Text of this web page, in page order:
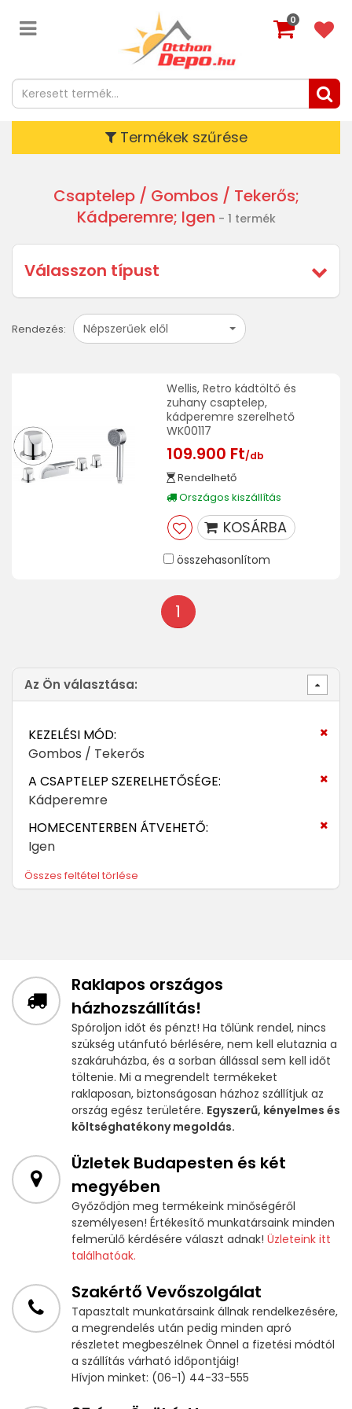
0
Termékek szűrése
Csaptelep/ Gombos / Tekerős;
Kádperemre; Igen - 1 termék
Válasszon típust
Rendezés: Népszerűek elől
Wellis, Retro kádtöltő és
zuhany csaptelep,
kádperemre szerelhető
WK00117
109.900 Ft/db
Rendelhető
Országos kiszállítás
KOSÁRBA
összehasonlítom
1
Az Ön választása:
KEZELÉSI MÓD:
Gombos / Tekerős
A CSAPTELEP SZERELHETŐSÉGE:
Kádperemre
HOMECENTERBEN ÁTVEHETŐ:
Igen
Összes feltétel törlése
Raklapos országos
házhozszállítás!
Spóroljon időt és pénzt! Ha tőlünk rendel, nincs
szükség utánfutó bérlésére, nem kell elutaznia a
szakáruházba, és a sorban állással sem kell időt
töltenie. Mi a megrendelt termékeket
raklaposan, biztonságosan házhoz szállítjuk az
ország egész területére. Egyszerű, kényelmes és
költséghatékony megoldás.
Üzletek Budapesten és két
megyében
Győződjön meg termékeink minőségéről
személyesen! Értékesítő munkatársaink minden
felmerülő kérdésére választ adnak! Üzleteink itt
találhatóak.
Szakértő Vevőszolgálat
Tapasztalt munkatársaink állnak rendelkezésére,
a megrendelés után pedig minden apró
részletet megbeszélnek Önnel a fizetési módtól
a szállítás várható időpontjáig!
Hívjon minket: (06-1) 44-33-555